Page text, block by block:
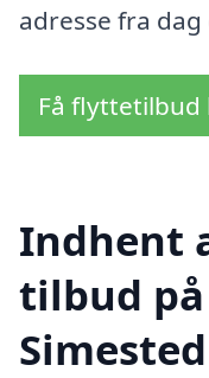
adresse fra dag
Få flyttetilbud
Indhent
tilbud
Simested